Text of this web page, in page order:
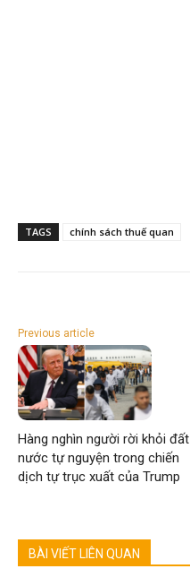
TAGS chính sách thuế quan
Previous article
Hàng nghìn người rời khỏi đất
nước tự nguyện trong chiến
dịch tự trục xuất của Trump
BÀI VIẾT LIÊN QUAN